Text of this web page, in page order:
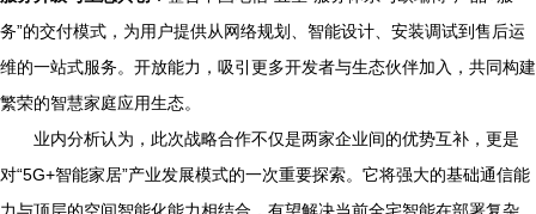
务”的交付模式，为用户提供从网络规划、智能设计、安装调试到售后运
维的一站式服务。开放能力，吸引更多开发者与生态伙伴加入，共同构建
繁荣的智慧家庭应用生态。
业内分析认为，此次战略合作不仅是两家企业间的优势互补，更是
对“5G+智能家居”产业发展模式的一次重要探索。它将强大的基础通信能